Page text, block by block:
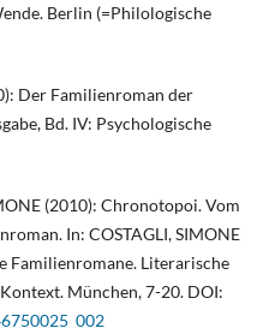
Berlin (=Philologische
Der Familienroman der
Bd. IV: Psychologische
(2010): Chronotopoi. Vom
In: COSTAGLI, SIMONE
Familienromane. Literarische
München, 7-20. DOI: